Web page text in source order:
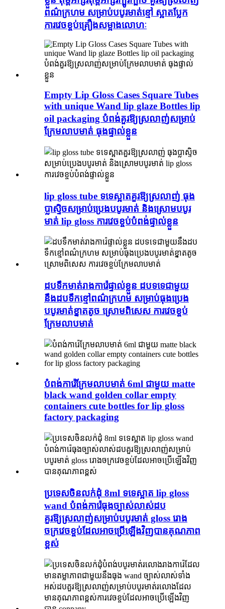
ពណ៌ក្រហម សម្រាប់បបូរមាត់ខ្មៅ ស្អាតប្លែក
ការវេចខ្ចប់គ្រឿងសម្អាងលោហៈ
Empty Lip Gloss Cases Square Tubes
with unique Wand lip glaze Bottles lip
oil packaging បំពង់គួរឱ្យស្រលាញ់សម្រាប់
ក្រែមលាបមាត់ ធុងផ្ទាល់ខ្លួន
lip gloss tube ទទេស្អាតគួរឱ្យស្រលាញ់ ធុង
ប្លាស្ទិចសម្រាប់ប្រេងបបូរមាត់ និងស្រោមបបូរ
មាត់ lip gloss ការវេចខ្ចប់បំពង់ផ្ទាល់ខ្លួន
ដបទឹកមាត់រាងការ៉េផ្ទាល់ខ្លួន ដបទទេជាមួយ
នឹងដបទឹកខ្មៅពណ៌ក្រហម សម្រាប់ធុងប្រេង
បបូរមាត់ខ្នាតតូច ស្រោមពិសេស ការវេចខ្ចប់
ក្រែមលាបមាត់
បំពង់ការ៉េក្រែមលាបមាត់ 6ml ជាមួយ matte
black wand golden collar empty
containers cute bottles for lip gloss
factory packaging
ប្រទេសចិនលក់ដុំ 8ml ទទេស្អាត lip gloss
wand បំពង់ការ៉េធុងច្បាស់លាស់ដប
គួរឱ្យស្រលាញ់សម្រាប់បបូរមាត់ gloss រោង
ចក្រវេចខ្ចប់ដែលអាចប្រើឡើងវិញបានគុណភាព
ខ្ពស់